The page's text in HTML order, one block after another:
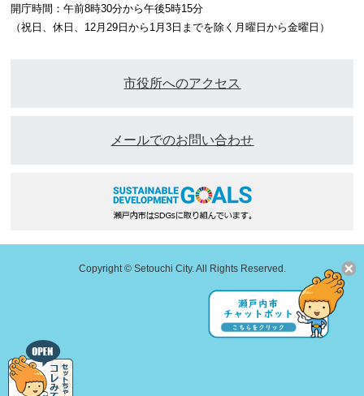
開庁時間：午前8時30分から午後5時15分
（祝日、休日、12月29日から1月3日までを除く月曜日から金曜日）
市役所へのアクセス
メールでのお問い合わせ
Copyright © Setouchi City. All Rights Reserved.